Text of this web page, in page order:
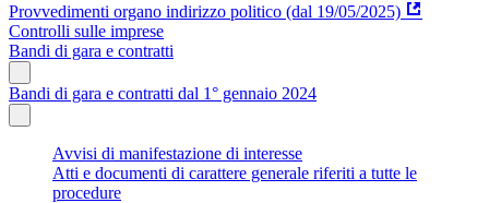
Provvedimenti organo indirizzo politico (dal 19/05/2025)
Controlli sulle imprese
Bandi di gara e contratti
Bandi di gara e contratti dal 1° gennaio 2024
Avvisi di manifestazione di interesse
Atti e documenti di carattere generale riferiti a tutte le
procedure